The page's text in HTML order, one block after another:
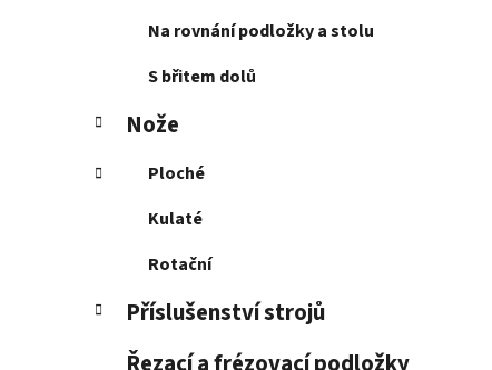
Na rovnání podložky a stolu
S břitem dolů
Nože
Ploché
Kulaté
Rotační
Příslušenství strojů